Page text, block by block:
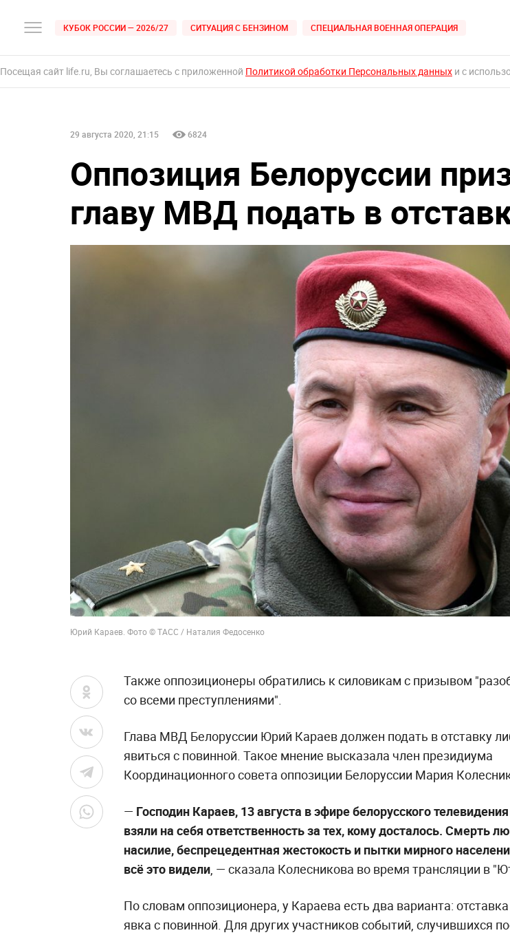
КУБОК РОССИИ — 2026/27 СИТУАЦИЯ С БЕНЗИНОМ СПЕЦИАЛЬНАЯ ВОЕННАЯ ОПЕРАЦИЯ
Посещая сайт life.ru, Вы соглашаетесь с приложенной Политикой обработки Персональных данных и с
29 августа 2020, 21:15 6824
Оппозиция Белоруссии
главу МВД подать в
Юрий Караев. Фото © ТАСС / Наталия Федосенко
Также оппозиционеры обратились к силовикам с призывом
со всеми преступлениями".
Глава МВД Белоруссии Юрий Караев должен подать в отставку
явиться с повинной. Такое мнение высказала член президиума
Координационного совета оппозиции Белоруссии Мария
— Господин Караев, 13 августа в эфире белорусского телевидения
взяли на себя ответственность за тех, кому досталось. Смерть
насилие, беспрецедентная жестокость и пытки мирного
всё это видели, — сказала Колесникова во время трансляции в
По словам оппозиционера, у Караева есть два варианта:
явка с повинной. Для других участников событий, случившихся